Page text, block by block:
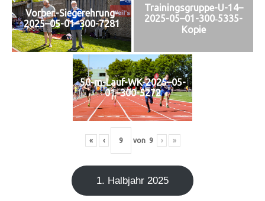
Vorber.-Siegerehrung-
2025–05-01–300-7281
Trainingsgruppe-U-14–
2025-05–01-300‑5335-
Kopie
50-m-Lauf-WK-2025–05-
01–300-5272
« ‹ von 9 › »
1. Halb­jahr 2025